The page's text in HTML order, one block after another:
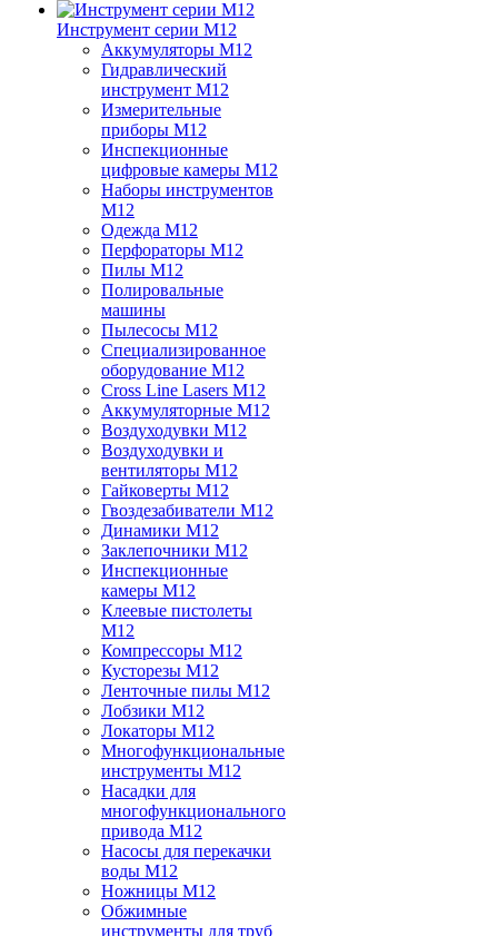
Инструмент серии M12
Аккумуляторы M12
Гидравлический
инструмент M12
Измерительные
приборы M12
Инспекционные
цифровые камеры M12
Наборы инструментов
M12
Одежда M12
Перфораторы M12
Пилы M12
Полировальные
машины
Пылесосы M12
Специализированное
оборудование M12
Cross Line Lasers M12
Аккумуляторные M12
Воздуходувки M12
Воздуходувки и
вентиляторы M12
Гайковерты M12
Гвоздезабиватели M12
Динамики M12
Заклепочники M12
Инспекционные
камеры M12
Клеевые пистолеты
M12
Компрессоры M12
Кусторезы M12
Ленточные пилы M12
Лобзики M12
Локаторы M12
Многофункциональные
инструменты M12
Насадки для
многофункционального
привода M12
Насосы для перекачки
воды M12
Ножницы M12
Обжимные
инструменты для труб